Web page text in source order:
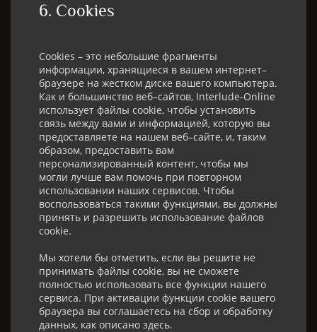
6. Cookies​
Cookies – это небольшие фрагменты
информации, хранящиеся в вашем интернет–
браузере на жестком диске вашего компьютера.
Как и большинство веб–сайтов, Interlude-Online
использует файлы cookie, чтобы установить
связь между вами и информацией, которую вы
предоставляете на нашем веб–сайте, и, таким
образом, предоставить вам
персонализированный контент, чтобы мы
могли лучше вам помочь при повторном
использовании наших сервисов. Чтобы
воспользоваться такими функциями, вы должны
принять и разрешить использование файлов
cookie.
Мы хотели бы отметить, если вы решите не
принимать файлы cookie, вы не сможете
полностью использовать все функции нашего
сервиса. При активации функции cookie вашего
браузера вы соглашаетесь на сбор и обработку
данных, как описано здесь.